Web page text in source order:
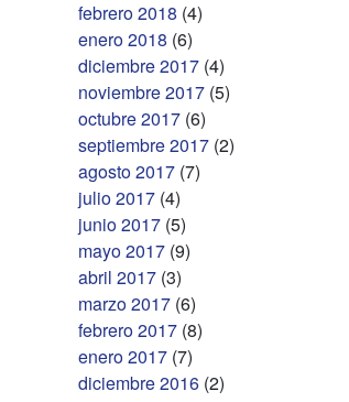
febrero 2018 (4)
enero 2018 (6)
diciembre 2017 (4)
noviembre 2017 (5)
octubre 2017 (6)
septiembre 2017 (2)
agosto 2017 (7)
julio 2017 (4)
junio 2017 (5)
mayo 2017 (9)
abril 2017 (3)
marzo 2017 (6)
febrero 2017 (8)
enero 2017 (7)
diciembre 2016 (2)